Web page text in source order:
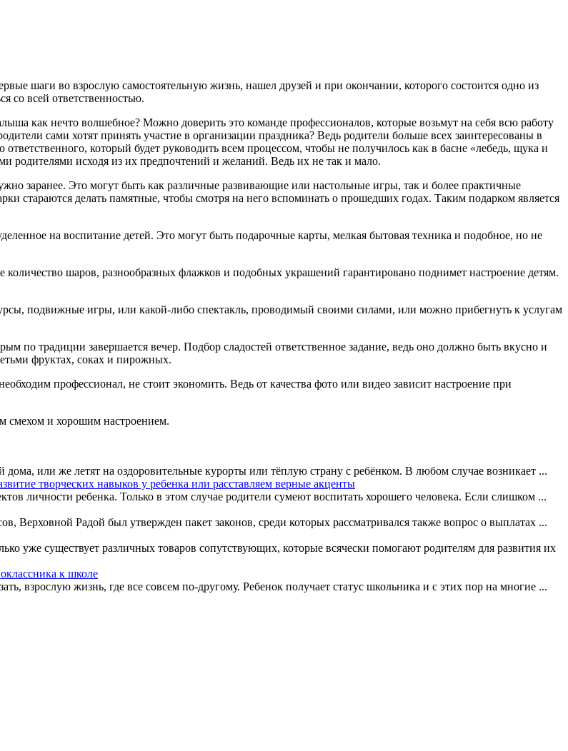
шаги во взрослую самостоятельную жизнь, нашел друзей и при окончании, которого состоится одно из
со всей ответственностью.
как нечто волшебное? Можно доверить это команде профессионалов, которые возьмут на себя всю работу
сами хотят принять участие в организации праздника? Ведь родители больше всех заинтересованы в
который будет руководить всем процессом, чтобы не получилось как в басне «лебедь, щука и
родителями исходя из их предпочтений и желаний. Ведь их не так и мало.
заранее. Это могут быть как различные развивающие или настольные игры, так и более практичные
стараются делать памятные, чтобы смотря на него вспоминать о прошедших годах. Таким подарком является
на воспитание детей. Это могут быть подарочные карты, мелкая бытовая техника и подобное, но не
шаров, разнообразных флажков и подобных украшений гарантировано поднимет настроение детям.
подвижные игры, или какой-либо спектакль, проводимый своими силами, или можно прибегнуть к услугам
по традиции завершается вечер. Подбор сладостей ответственное задание, ведь оно должно быть вкусно и
фруктах, соках и пирожных.
профессионал, не стоит экономить. Ведь от качества фото или видео зависит настроение при
смехом и хорошим настроением.
или же летят на оздоровительные курорты или тёплую страну с ребёнком. В любом случае возникает ...
творческих навыков у ребенка или расставляем верные акценты
личности ребенка. Только в этом случае родители сумеют воспитать хорошего человека. Если слишком ...
Верховной Радой был утвержден пакет законов, среди которых рассматривался также вопрос о выплатах ...
уже существует различных товаров сопутствующих, которые всячески помогают родителям для развития их
к школе
взрослую жизнь, где все совсем по-другому. Ребенок получает статус школьника и с этих пор на многие ...